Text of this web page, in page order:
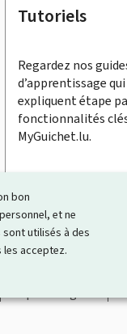
bon
et ne
utilisés à des
acceptez.
Tutoriels
Regardez nos
d’apprentissage
expliquent étape
fonctionnalités
MyGuichet.lu.
vos échanges
et